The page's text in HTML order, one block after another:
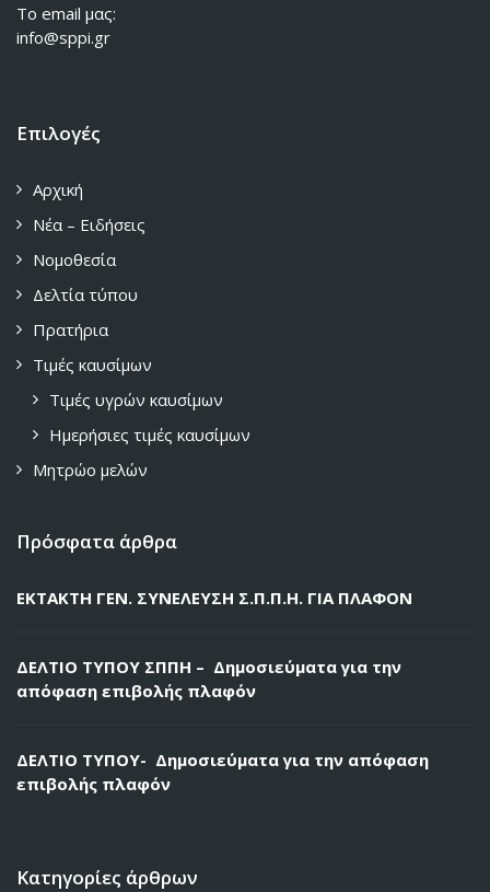
To email μας:
info@sppi.gr
Επιλογές
Αρχική
Νέα – Ειδήσεις
Νομοθεσία
Δελτία τύπου
Πρατήρια
Τιμές καυσίμων
Τιμές υγρών καυσίμων
Ημερήσιες τιμές καυσίμων
Μητρώο μελών
Πρόσφατα άρθρα
ΕΚΤΑΚΤΗ ΓΕΝ. ΣΥΝΕΛΕΥΣΗ Σ.Π.Π.Η. ΓΙΑ ΠΛΑΦΟΝ
ΔΕΛΤΙΟ ΤΥΠΟΥ ΣΠΠΗ – Δημοσιεύματα για την
απόφαση επιβολής πλαφόν
ΔΕΛΤΙΟ ΤΥΠΟΥ- Δημοσιεύματα για την απόφαση
επιβολής πλαφόν
Κατηγορίες άρθρων